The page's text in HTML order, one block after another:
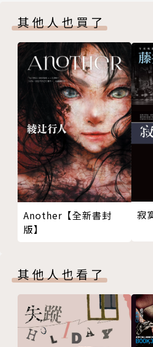
歌手｜詞曲創作人｜製作人｜
家
擁有超過16年音樂創作、製作
演及教學經驗，音樂合作橫跨
港、台灣及美國西雅圖，並與
中山邦夫攜手完成多首作品，
界合作歷練。
主要合作藝人
韓國：EXO 男子天團
大陸：張藝興 LAY
日本：Hey! Say! Jump、七穗
台灣：亞洲吉他之神 -
上海：張天、AKB48 TeamSH
美國西雅圖：麋鹿王國樂團
網紅：蕭小M、張聖子、小紫
9.嬰靈作祟：被因果業力耽誤的
10.白場國樂團湊人數：遇見逝
11.台中望高寮夜景區遇鬼事件
12.台中都會公園月老祠夜景鬼
13.哥哥的靈異經歷：沉默的守
14.媽媽的軍中鬼故事：禁閉室
15.那年，命案的夜晚
16.醫院電梯遇鬼事件
17.水鬼仔抓交替
18.阿公恐怖又帶點淒美的愛情故
19.阿嬤的陪伴與不解的靈異現象
Part 2 出自朋友之口的鬼魅傳聞
20.書局的女老闆與她的「墜落
21.無聲的跟隨
23.好客阿嬤請吃飯
24.午夜加油站
25.鬼話連篇：那晚的低語
版權頁
其他人也買了
Another【全新書封
版】
寂
其他人也看了